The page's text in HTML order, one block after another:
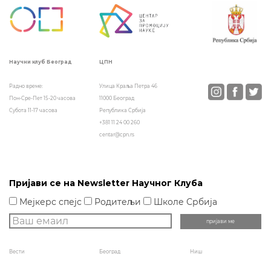
Научни клуб Београд
Радно време:
Пон-Сре-Пет 15-20 часова
Субота 11-17 часова
ЦПН
Улица Краља Петра 46
11000 Београд
Република Србија
+381 11 24 00 260
centar@cpn.rs
Пријави се на Newsletter Научног Клуба
Мејкерс спејс
Родитељи Школе Србија
Вести Београд Ниш